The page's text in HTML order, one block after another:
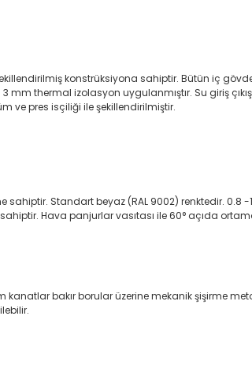
konstrüksiyona sahiptir. Bütün iç
mm thermal izolasyon uygulanmıştır. Su giriş
ve pres isçiliği ile şekillendirilmiştir.
sahiptir. Standart beyaz (RAL 9002) renktedir. 0.8
Hava panjurlar vasıtası ile 60° açıda
bakır borular üzerine mekanik şişirme